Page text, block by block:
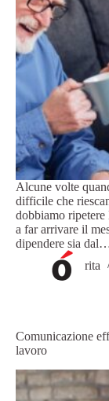
Alcune volte
difficile che
dobbiamo
a far arrivare il
dipendere sia
rita
Comunicazione
lavoro